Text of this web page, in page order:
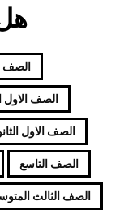
الصف
الصف الاول
الصف الاول
الصف التاسع
الصف الثالث